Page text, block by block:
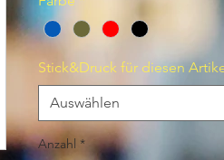
Stick&Druck für diesen
Auswählen
Anzahl *